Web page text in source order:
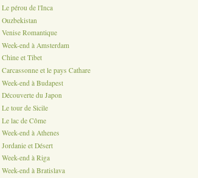
Le pérou de l'Inca
Ouzbekistan
Venise Romantique
Week-end à Amsterdam
Chine et Tibet
Carcassonne et le pays Cathare
Week-end à Budapest
Découverte du Japon
Le tour de Sicile
Le lac de Côme
Week-end à Athenes
Jordanie et Désert
Week-end à Riga
Week-end à Bratislava